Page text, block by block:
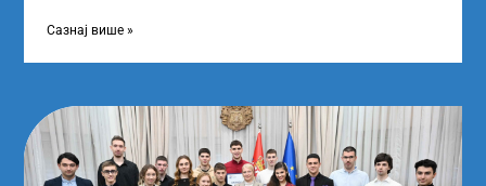
промоцију
Сазнај више »